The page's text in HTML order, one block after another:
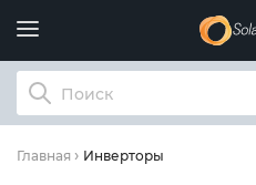
Главная Инверторы